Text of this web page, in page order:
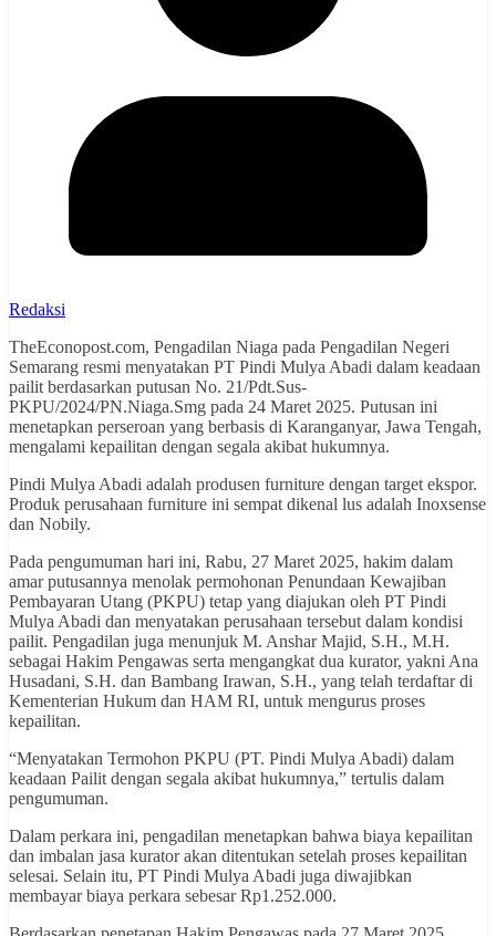
Redaksi
TheEconopost.com, Pengadilan Niaga pada Pengadilan Negeri
Semarang resmi menyatakan PT Pindi Mulya Abadi dalam keadaan
pailit berdasarkan putusan No. 21/Pdt.Sus-
PKPU/2024/PN.Niaga.Smg pada 24 Maret 2025. Putusan ini
menetapkan perseroan yang berbasis di Karanganyar, Jawa Tengah,
mengalami kepailitan dengan segala akibat hukumnya.
Pindi Mulya Abadi adalah produsen furniture dengan target ekspor.
Produk perusahaan furniture ini sempat dikenal lus adalah Inoxsense
dan Nobily.
Pada pengumuman hari ini, Rabu, 27 Maret 2025, hakim dalam
amar putusannya menolak permohonan Penundaan Kewajiban
Pembayaran Utang (PKPU) tetap yang diajukan oleh PT Pindi
Mulya Abadi dan menyatakan perusahaan tersebut dalam kondisi
pailit. Pengadilan juga menunjuk M. Anshar Majid, S.H., M.H.
sebagai Hakim Pengawas serta mengangkat dua kurator, yakni Ana
Husadani, S.H. dan Bambang Irawan, S.H., yang telah terdaftar di
Kementerian Hukum dan HAM RI, untuk mengurus proses
kepailitan.
“Menyatakan Termohon PKPU (PT. Pindi Mulya Abadi) dalam
keadaan Pailit dengan segala akibat hukumnya,” tertulis dalam
pengumuman.
Dalam perkara ini, pengadilan menetapkan bahwa biaya kepailitan
dan imbalan jasa kurator akan ditentukan setelah proses kepailitan
selesai. Selain itu, PT Pindi Mulya Abadi juga diwajibkan
membayar biaya perkara sebesar Rp1.252.000.